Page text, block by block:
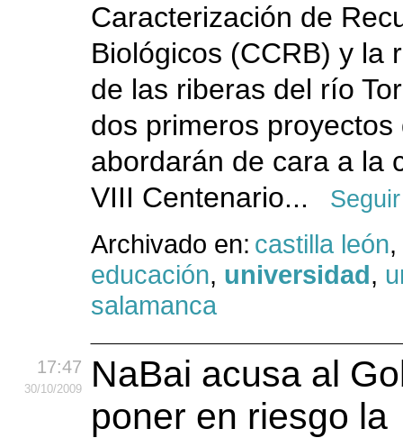
Caracterización de
Biológicos (CCRB) y la
de las riberas del río
dos primeros proyectos
abordarán de cara a la
VIII Centenario...
Archivado en: castilla león,
educación, universidad,
salamanca
17:47
30/10/2009
NaBai acusa al
poner en riesgo la